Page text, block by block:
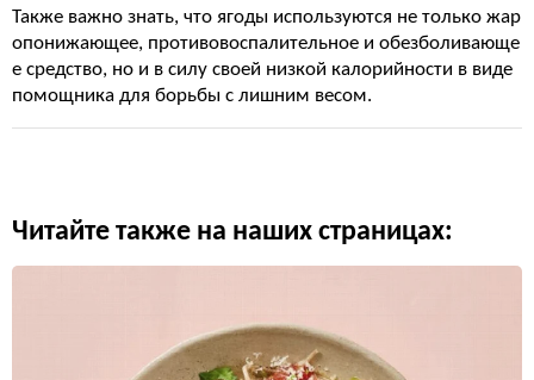
Также важно знать, что ягоды используются не только жар
опонижающее, противовоспалительное и обезболивающе
е средство, но и в силу своей низкой калорийности в виде
помощника для борьбы с лишним весом.
Читайте также на наших страницах: